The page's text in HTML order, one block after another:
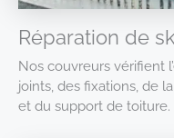
Réparation de
Nos couvreurs vérifient
joints, des fixations, de
et du support de toiture.